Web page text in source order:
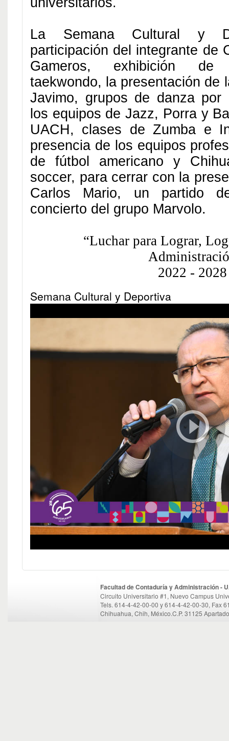
La Semana Cultural y
participación del integrante de
Gameros, exhibición de
taekwondo, la presentación de
Javimo, grupos de danza por
los equipos de Jazz, Porra y
UACH, clases de Zumba e
presencia de los equipos
de fútbol americano y
soccer, para cerrar con la
Carlos Mario, un partido
concierto del grupo Marvolo.
“Luchar para Lograr,
2022 - 2028
Semana Cultural y Deportiva
Facultad de Contaduría y Administración -
Circuito Universitario #1, Nuevo Campus
Tels. 614-4-42-00-00 y 614-4-42-00-30, Fax
Chihuahua, Chih, México.C.P. 31125